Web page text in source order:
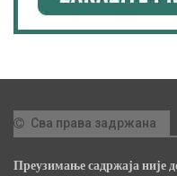
Сва права задржана
Преузимање садржаја није